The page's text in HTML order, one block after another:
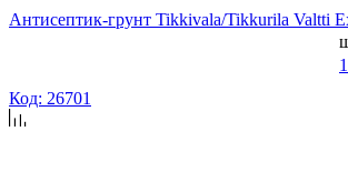
Антисептик-грунт Tikkivala/Tikkurila Valtti
Код: 26701